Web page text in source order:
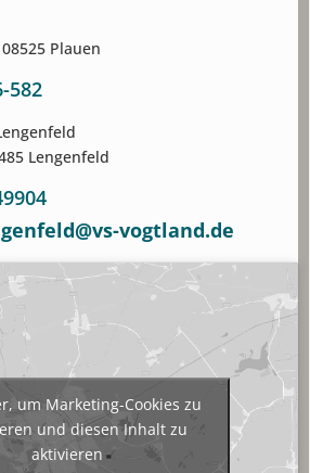
Plauen
582
Lengenfeld
vogtland.de
um Marketing-Cookies zu
und diesen Inhalt zu
aktivieren